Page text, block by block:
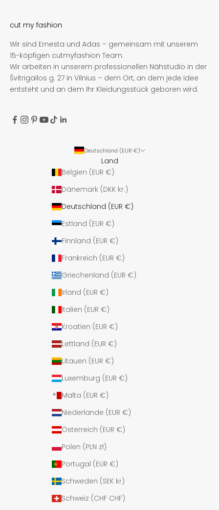
cut my fashion
Wir sind Ernesta und Adas – gemeinsam mit unserem
15-köpfigen cutmyfashion Team.
Wir arbeiten in unserem professionellen Nähstudio in der
Švitrigailos g. 27 in Vilnius – dem Ort, an dem jede Idee
entsteht und an dem Ihr Kleidungsstück geboren wird.
Deutschland (EUR €)
Land
Belgien (EUR €)
Dänemark (DKK kr.)
Deutschland (EUR €)
Estland (EUR €)
Finnland (EUR €)
Frankreich (EUR €)
Griechenland (EUR €)
Irland (EUR €)
Italien (EUR €)
Kroatien (EUR €)
Lettland (EUR €)
Litauen (EUR €)
Luxemburg (EUR €)
Malta (EUR €)
Niederlande (EUR €)
Österreich (EUR €)
Polen (PLN zł)
Portugal (EUR €)
Schweden (SEK kr)
Schweiz (CHF CHF)